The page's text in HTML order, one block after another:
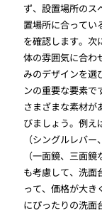
ず、設置場所のス
置場所に合ってい
を確認します。次
体の雰囲気に合わ
みのデザインを選
ンの重要な要素で
さまざまな素材が
びましょう。例え
（シングルレバ
（一面鏡、三面
も考慮して、洗面
って、価格が大き
にぴったりの洗面